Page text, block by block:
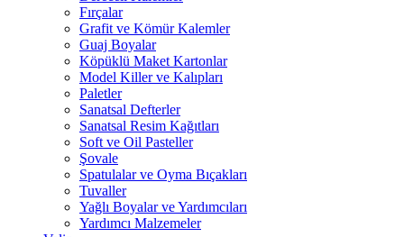
Fırçalar
Grafit ve Kömür Kalemler
Guaj Boyalar
Köpüklü Maket Kartonlar
Model Killer ve Kalıpları
Paletler
Sanatsal Defterler
Sanatsal Resim Kağıtları
Soft ve Oil Pasteller
Şovale
Spatulalar ve Oyma Bıçakları
Tuvaller
Yağlı Boyalar ve Yardımcıları
Yardımcı Malzemeler